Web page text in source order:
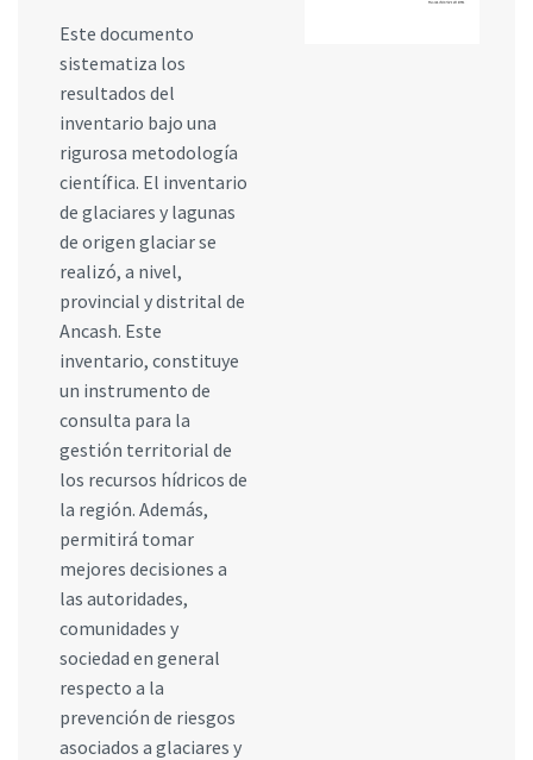
Este documento
sistematiza los
resultados del
inventario bajo una
rigurosa metodología
científica. El inventario
de glaciares y lagunas
de origen glaciar se
realizó, a nivel,
provincial y distrital de
Ancash. Este
inventario, constituye
un instrumento de
consulta para la
gestión territorial de
los recursos hídricos de
la región. Además,
permitirá tomar
mejores decisiones a
las autoridades,
comunidades y
sociedad en general
respecto a la
prevención de riesgos
asociados a glaciares y